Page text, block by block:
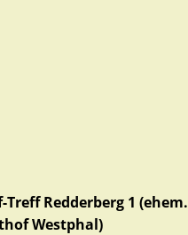
Treff Redderberg 1 (ehem.
Westphal)